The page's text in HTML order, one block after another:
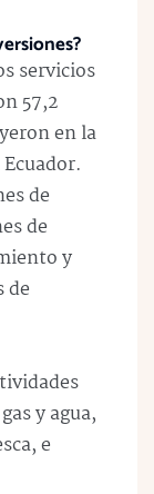
servicios
57,2
en la
de
de
y
de
y agua,
e